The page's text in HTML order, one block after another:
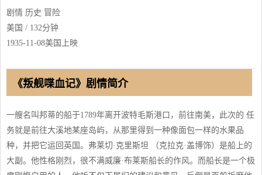
剧情 历史 冒险
美国 / 132分钟
1935-11-08美国上映
《叛舰喋血记》剧情简介
一艘名叫邦蒂的船于1789年离开波特毛斯港口，前往南美，此次的 任
务就是前往大溪地某座岛屿，从那里得到一种像面包一样的水果品
种，并把它运回英国。弗莱切·克里斯坦 （克拉克·盖博饰）是船上的
大副。他性格刚烈，很不满威廉·布莱斯船长的作风。而船长是一个极